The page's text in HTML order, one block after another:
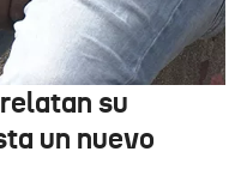
su
un nuevo